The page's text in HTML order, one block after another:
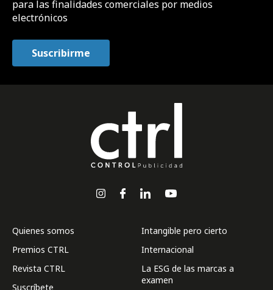
para las finalidades comerciales por medios
electrónicos
Quienes somos
Premios CTRL
Revista CTRL
Suscríbete
Intangible pero cierto
Internacional
La ESG de las marcas a
examen